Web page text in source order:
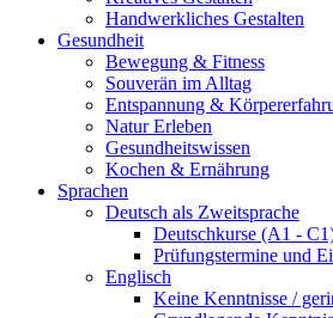
Handwerkliches Gestalten
Gesundheit
Bewegung & Fitness
Souverän im Alltag
Entspannung &
Natur Erleben
Gesundheitswissen
Kochen & Ernährung
Sprachen
Deutsch als Zweitsprache
Deutschkurse (A1 -
Prüfungstermine und
Englisch
Keine Kenntnisse /